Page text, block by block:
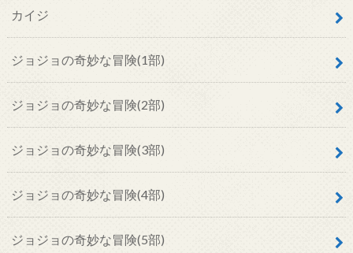
カイジ
ジョジョの奇妙な冒険(1部)
ジョジョの奇妙な冒険(2部)
ジョジョの奇妙な冒険(3部)
ジョジョの奇妙な冒険(4部)
ジョジョの奇妙な冒険(5部)